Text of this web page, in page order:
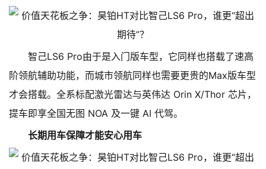
智己LS6 Pro由于是入门版车型，它同样也搭载了速高
阶领航辅助功能，而城市领航同样也需要更贵的Max版车型
才会搭载。全系标配激光雷达与英伟达 Orin X/Thor 芯片，
提车即享全国无图 NOA 及一键 AI 代驾。
长期用车保障才能安心用车